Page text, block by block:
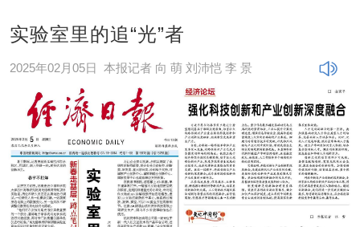
实验室里的追“光”者
2025年02月05日 本报记者 向 萌 刘沛恺 李 景